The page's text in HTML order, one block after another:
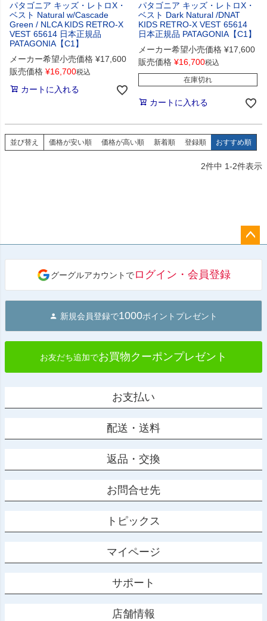
パタゴニア キッズ・レトロX・
ベスト Natural w/Cascade
Green / NLCA KIDS RETRO-X
VEST 65614 日本正規品
PATAGONIA【C1】
メーカー希望小売価格 ¥17,600
販売価格 ¥16,700税込
カートに入れる
パタゴニア キッズ・レトロX・
ベスト Dark Natural /DNAT
KIDS RETRO-X VEST 65614
日本正規品 PATAGONIA【C1】
メーカー希望小売価格 ¥17,600
販売価格 ¥16,700税込
在庫切れ
カートに入れる
並び替え 価格が安い順 価格が高い順 新着順 登録順 おすすめ順
2件中 1-2件表示
へ
グーグルアカウントでログイン・会員登録
新規会員登録で1000ポイントプレゼント
お友だち追加でお買物クーポンプレゼント
お支払い
配送・送料
返品・交換
お問合せ先
トピックス
マイページ
サポート
店舗情報